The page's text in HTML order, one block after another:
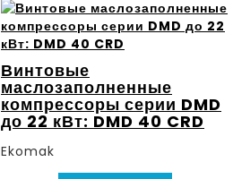
Винтовые
маслозаполненные
компрессоры серии DMD
до 22 кВт: DMD 40 CRD
Ekomak